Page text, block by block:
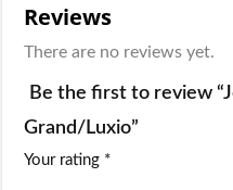
Reviews
There are no reviews yet.
Be the first to review
Grand/Luxio”
Your rating *